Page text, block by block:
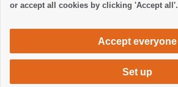
840 €/ week
or accept all cookies by clicking 'Accept all'.
Accept everyone
Set up